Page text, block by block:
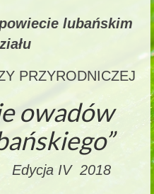
lubańskim
PRZYRODNICZEJ
owadów
2018